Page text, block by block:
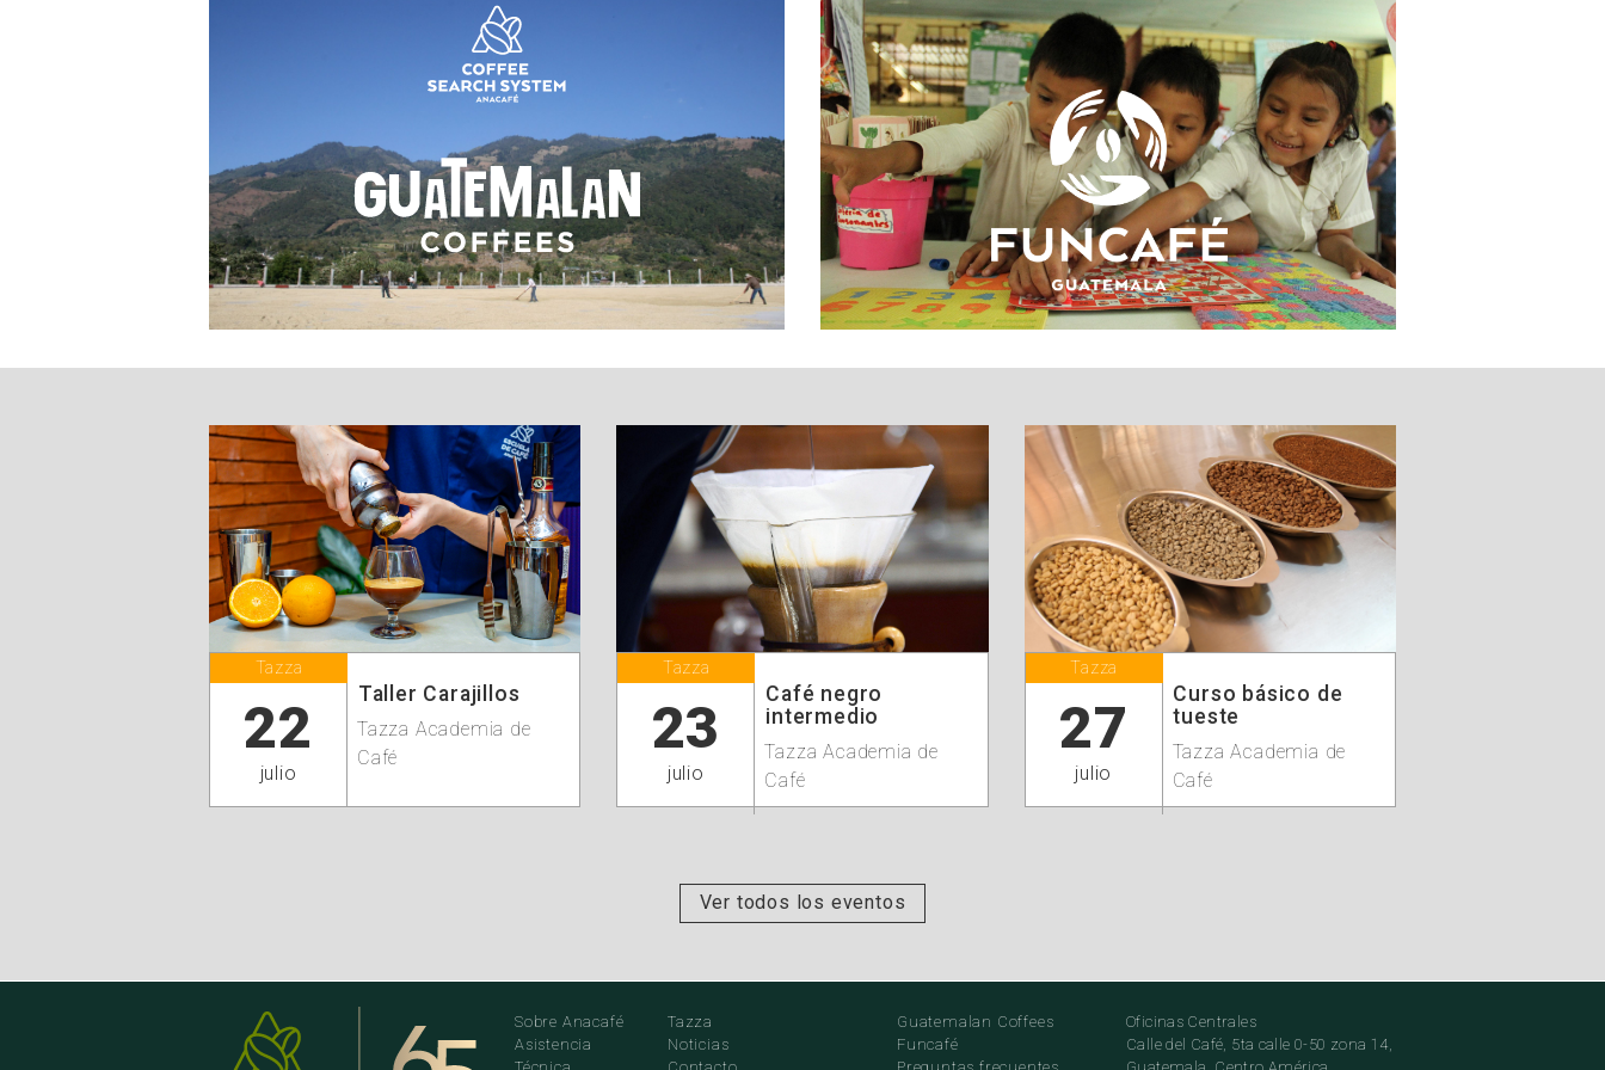
únicos a los cafés de Guatemala
Conócelos
familias de Guatemala
Conoce la Fundación
Tazza
22
julio
Taller Carajillos
Tazza Academia de
Café
Tazza
23
julio
Café negro
intermedio
Tazza Academia de
Café
Tazza
27
julio
Curso básico de
tueste
Tazza Academia de
Café
Ver todos los eventos
Sobre Anacafé
Asistencia
Tazza
Noticias
Guatemalan Coffees
Funcafé
Oficinas Centrales
Calle del Café, 5ta calle 0-50 zona 14,